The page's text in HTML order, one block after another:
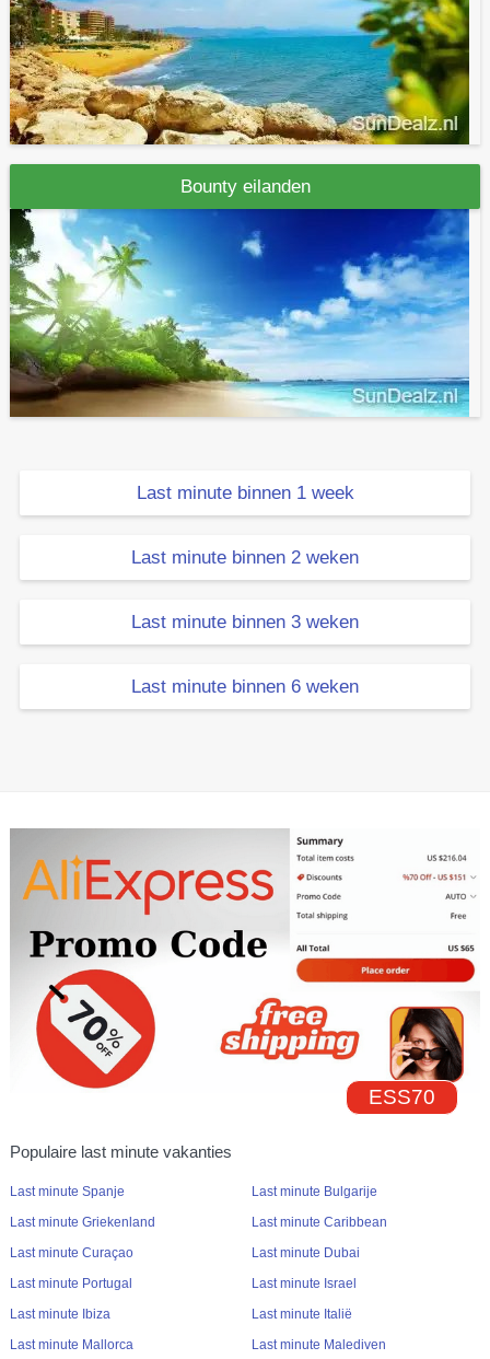
Bounty eilanden
Last minute binnen 1 week
Last minute binnen 2 weken
Last minute binnen 3 weken
Last minute binnen 6 weken
ESS70
Populaire last minute vakanties
Last minute Spanje
Last minute Griekenland
Last minute Curaçao
Last minute Portugal
Last minute Ibiza
Last minute Mallorca
Last minute Bulgarije
Last minute Caribbean
Last minute Dubai
Last minute Israel
Last minute Italië
Last minute Malediven